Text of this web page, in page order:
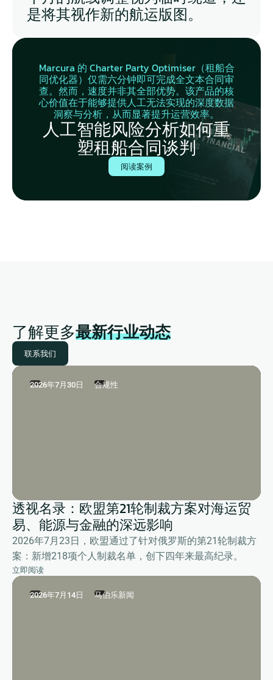
是将其视作新的航运版图。
Marcura 的 Charter Party Optimiser（租船合
同优化器）仅需六分钟即可完成全文本合同审
查。然而，速度并非其全部优势。该产品的核
心价值在于能够提供人工无法实现的深度数据
洞察与分析，从而显著提升运营效率。
人工智能风险分析如何重
塑租船合同谈判
阅读案例
了解更多最新行业动态
联系我们
2026年7月30日 合规性
透视名录：欧盟第21轮制裁方案对海运贸
易、能源与金融的深远影响
2026年7月23日，欧盟通过了针对俄罗斯的第21轮制裁方
案：新增218项个人制裁名单，创下四年来最高纪录。
立即阅读
2026年7月14日 马伯乐新闻